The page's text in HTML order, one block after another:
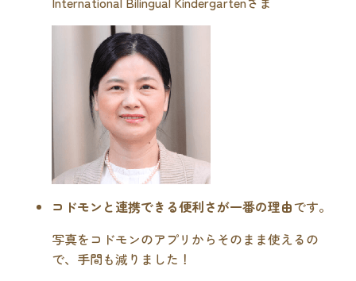
コドモンと連携できる便利さが一番の理由です。
写真をコドモンのアプリからそのまま使えるの
で、手間も減りました！